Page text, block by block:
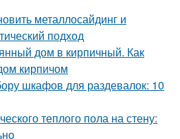
металлосайдинг и
подход
дом в кирпичный. Как
кирпичом
шкафов для раздевалок: 10
теплого пола на стену: